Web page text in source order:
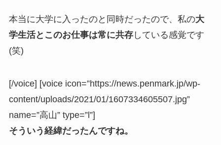
本当に大学に入ったのと同時だったので、私の大
学生活とこのお仕事は常に共存している感覚です
(笑)
[/voice] [voice icon=”https://news.penmark.jp/wp-
content/uploads/2021/01/1607334605507.jpg”
name=”高山” type=”l”]
そういう経緯だったんですね。